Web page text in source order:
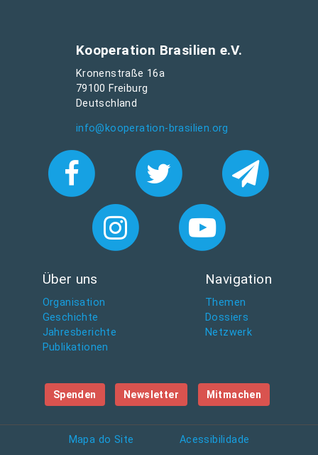
Kooperation Brasilien e.V.
Kronenstraße 16a
79100 Freiburg
Deutschland
info@kooperation-brasilien.org
Über uns
Organisation
Geschichte
Jahresberichte
Publikationen
Navigation
Themen
Dossiers
Netzwerk
Spenden Newsletter Mitmachen
Mapa do Site Acessibilidade